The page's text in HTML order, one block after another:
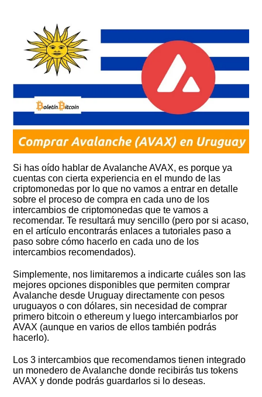
Si has oído hablar de Avalanche AVAX, es porque ya
cuentas con cierta experiencia en el mundo de las
criptomonedas por lo que no vamos a entrar en detalle
sobre el proceso de compra en cada uno de los
intercambios de criptomonedas que te vamos a
recomendar. Te resultará muy sencillo (pero por si acaso,
en el artículo encontrarás enlaces a tutoriales paso a
paso sobre cómo hacerlo en cada uno de los
intercambios recomendados).
Simplemente, nos limitaremos a indicarte cuáles son las
mejores opciones disponibles que permiten comprar
Avalanche desde Uruguay directamente con pesos
uruguayos o con dólares, sin necesidad de comprar
primero bitcoin o ethereum y luego intercambiarlos por
AVAX (aunque en varios de ellos también podrás
hacerlo).
Los 3 intercambios que recomendamos tienen integrado
un monedero de Avalanche donde recibirás tus tokens
AVAX y donde podrás guardarlos si lo deseas.